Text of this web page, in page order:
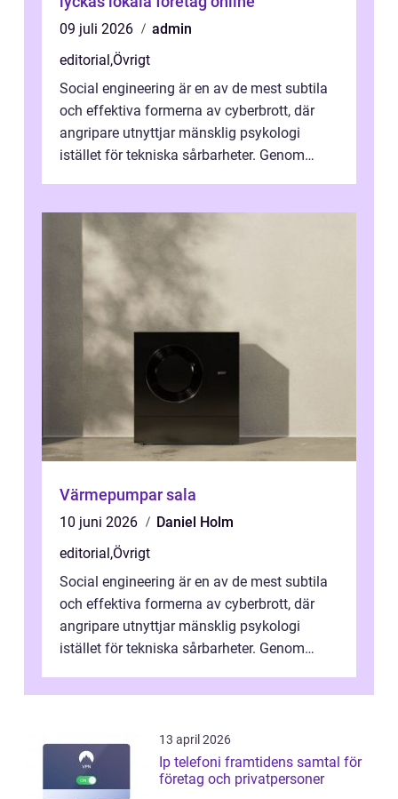
09 juli 2026
admin
editorial,Övrigt
Social engineering är en av de mest subtila
och effektiva formerna av cyberbrott, där
angripare utnyttjar mänsklig psykologi
istället för tekniska sårbarheter. Genom
Värmepumpar sala
10 juni 2026
Daniel Holm
editorial,Övrigt
Social engineering är en av de mest subtila
och effektiva formerna av cyberbrott, där
angripare utnyttjar mänsklig psykologi
istället för tekniska sårbarheter. Genom
13 april 2026
Ip telefoni framtidens samtal för
företag och privatpersoner